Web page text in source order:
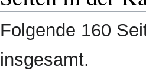
Folgende 160
insgesamt.